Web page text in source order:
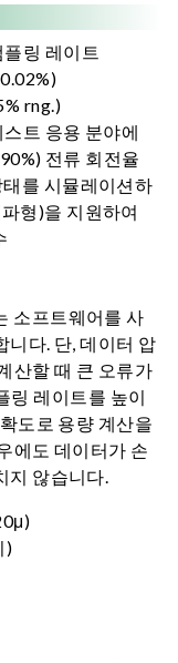
링 레이트
rng.)
트 응용 분야에
전류 회전율
를 시뮬레이션하
형)을 지원하여
소프트웨어를 사
니다. 단, 데이터 압
산할 때 큰 오류가
링 레이트를 높이
도로 용량 계산을
에도 데이터가 손
지 않습니다.
)